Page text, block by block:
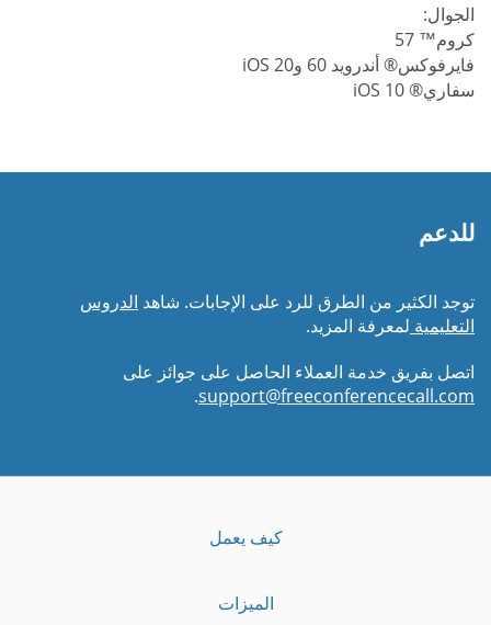
الجوال:
كروم™ 57
فايرفوكس® أندرويد 60 وiOS 20
سفاري® iOS 10
للدعم
توجد الكثير من الطرق للرد على الإجابات. شاهد الدروس
التعليمية لمعرفة المزيد.
اتصل بفريق خدمة العملاء الحاصل على جوائز على
support@freeconferencecall.com
.
كيف يعمل
الميزات